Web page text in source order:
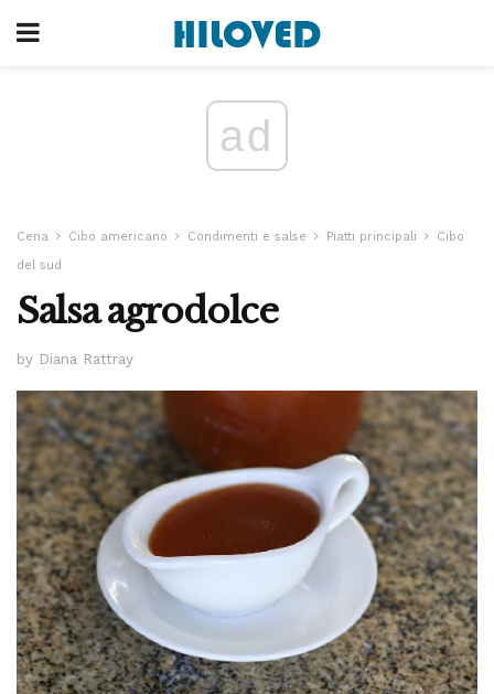
ad
Cena Cibo americano Condimenti e salse Piatti principali
Cibo
del sud
Salsa agrodolce
by Diana Rattray